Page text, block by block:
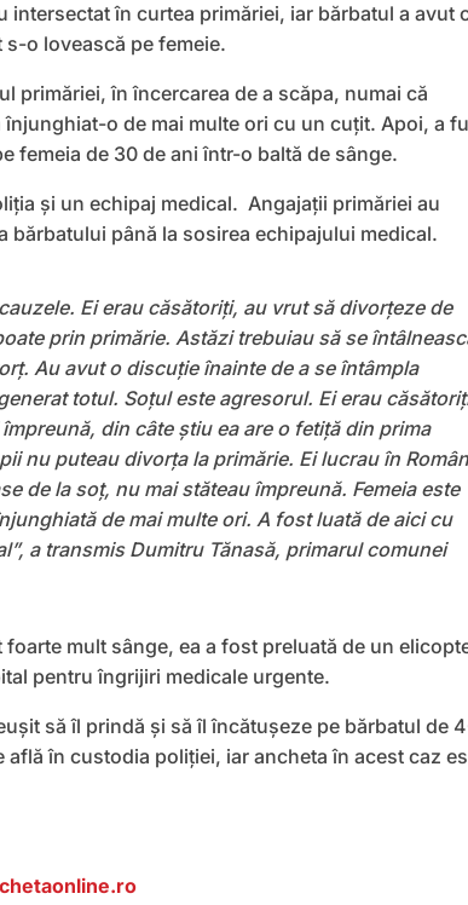
intersectat în curtea primăriei, iar bărbatul a avut
o lovească pe femeie.
primăriei, în încercarea de a scăpa, numai că
înjunghiat-o de mai multe ori cu un cuțit. Apoi, a
femeia de 30 de ani într-o baltă de sânge.
și un echipaj medical. Angajații primăriei au
bărbatului până la sosirea echipajului medical.
Ei erau căsătoriţi, au vrut să divorţeze de
prin primărie. Astăzi trebuiau să se
Au avut o discuţie înainte de a se întâmpla
totul. Soţul este agresorul. Ei erau
din câte știu ea are o fetiţă din prima
nu puteau divorţa la primărie. Ei lucrau în
de la soţ, nu mai stăteau împreună. Femeia este
de mai multe ori. A fost luată de aici cu
a transmis Dumitru Tănasă, primarul comunei
foarte mult sânge, ea a fost preluată de un
pentru îngrijiri medicale urgente.
să îl prindă și să îl încătușeze pe bărbatul de
în custodia poliției, iar ancheta în acest caz